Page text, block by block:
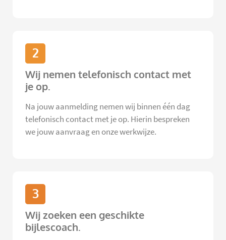
2
Wij nemen telefonisch contact met
je op.
Na jouw aanmelding nemen wij binnen één dag
telefonisch contact met je op. Hierin bespreken
we jouw aanvraag en onze werkwijze.
3
Wij zoeken een geschikte
bijlescoach.